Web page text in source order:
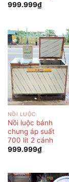
999.999₫
NỒI LUỘC
Nồi luộc bánh
chưng áp suất
700 lít 2 cánh
999.999₫